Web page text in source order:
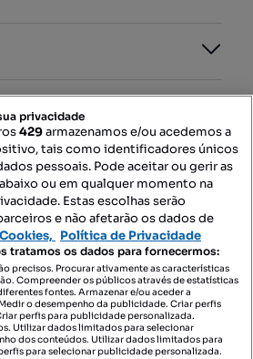
SIGA-NOS:
NA:
privacidade
429armazenamos e/ou acedemos a
tais como identificadores únicos
pessoais. Pode aceitar ou gerir as
ou em qualquer momento na
Estas escolhas serão
e não afetarão os dados de
Política de Privacidade
tratamos os dados para fornecermos:
precisos. Procurar ativamente as características
Compreender os públicos através de estatísticas
fontes. Armazenar e/ou aceder a
o desempenho da publicidade. Criar perfis
perfis para publicidade personalizada.
Utilizar dados limitados para selecionar
dos conteúdos. Utilizar dados limitados para
para selecionar publicidade personalizada.